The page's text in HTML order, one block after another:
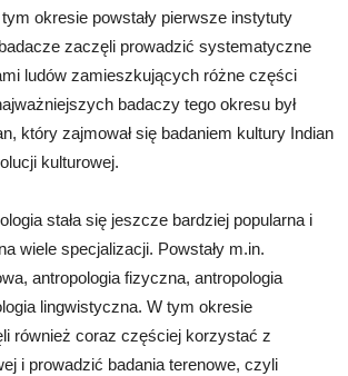
okresie powstały pierwsze instytuty
zaczęli prowadzić systematyczne
ludów zamieszkujących różne części
badaczy tego okresu był
który zajmował się badaniem kultury Indian
kulturowej.
stała się jeszcze bardziej popularna i
wiele specjalizacji. Powstały m.in.
antropologia fizyczna, antropologia
lingwistyczna. W tym okresie
również coraz częściej korzystać z
i prowadzić badania terenowe, czyli